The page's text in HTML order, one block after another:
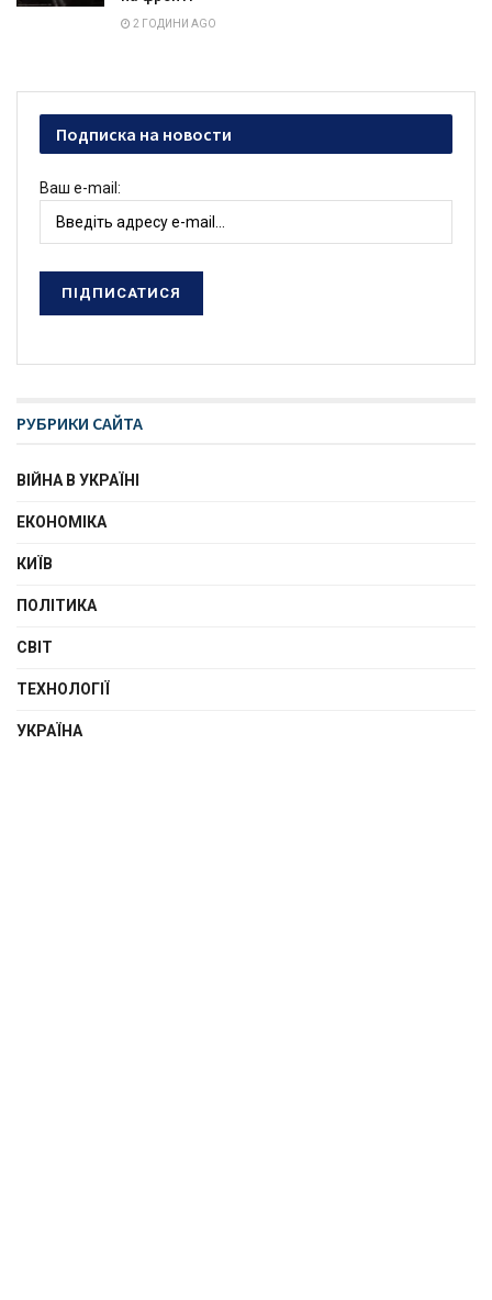
2 ГОДИНИ AGO
Подписка на новости
Ваш e-mail:
РУБРИКИ САЙТА
ВІЙНА В УКРАЇНІ
ЕКОНОМІКА
КИЇВ
ПОЛІТИКА
СВІТ
ТЕХНОЛОГІЇ
УКРАЇНА